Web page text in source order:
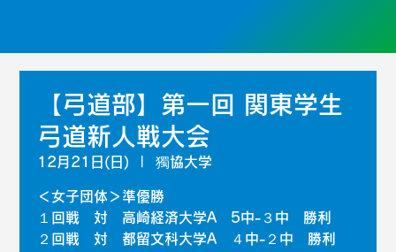
【弓道部】第一回 関東学生
弓道新人戦大会
12月21日(日)
  |
獨協大学
＜女子団体＞準優勝
１回戦 対 高崎経済大学A 5中-３中 勝利
２回戦 対 都留文科大学A ４中-２中 勝利